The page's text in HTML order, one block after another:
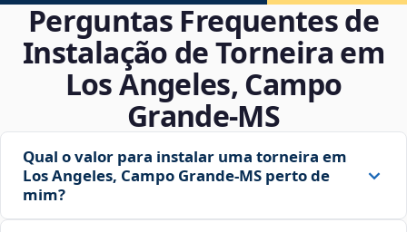
Perguntas Frequentes de
Instalação de Torneira em
Los Angeles, Campo
Grande‑MS
Qual o valor para instalar uma torneira em
Los Angeles, Campo Grande‑MS perto de
mim?